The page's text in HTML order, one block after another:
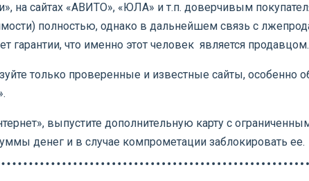
на сайтах «АВИТО», «ЮЛА» и т.п. доверчивым
полностью, однако в дальнейшем связь с
гарантии, что именно этот человек является продавцом.
только проверенные и известные сайты, особенно
выпустите дополнительную карту с
денег и в случае компрометации заблокировать ее.